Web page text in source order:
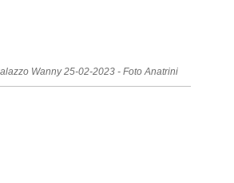
Wanny 25-02-2023 - Foto Anatrini